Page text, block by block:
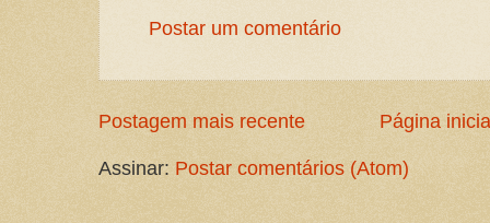
Postar um comentário
Postagem mais recente Página
Assinar: Postar comentários (Atom)